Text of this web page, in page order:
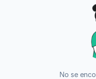
No se